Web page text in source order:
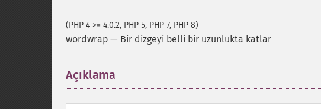
(PHP 4 >= 4.0.2, PHP 5, PHP 7, PHP 8)
wordwrap — Bir dizgeyi belli bir uzunlukta katlar
Açıklama